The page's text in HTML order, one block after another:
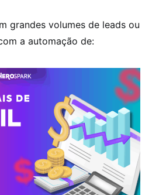
grandes volumes de leads ou
a automação de: